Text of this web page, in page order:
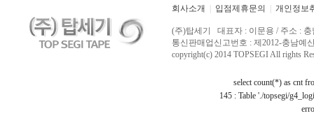
회사소개 입점제휴문의 개인정보
(주)탑세기 대표자 : 이문용 / 주소 : 충
통신판매업신고번호 : 제2012-충남예
copyright(c) 2014 TOPSEGI All rights
select count(*) as cnt
145 : Table './topsegi/